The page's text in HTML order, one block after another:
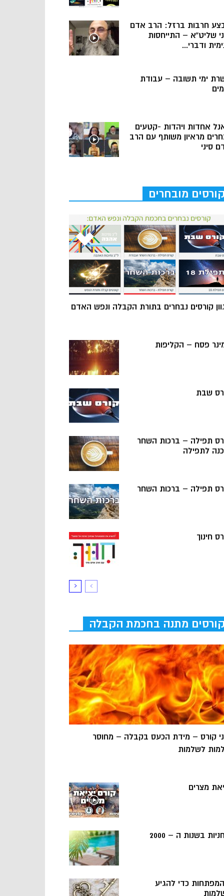
חרבות ברזל: הרב אדם
שליט”א – התייחסות
ודברי...
ימי תשובה – עבודת
אחדות ויהדות -קטעים
מראיון משותף עם הרב
סיני
קורסים מובחרים
קורסים נבחרים בתורת הקבלה ונפש האדם
פסח – הקליפות
שבת
תפילה – ברכות השחר
לתפילה
תפילה – ברכות השחר
חינוך
קורסים מתנה בחכמת הקבלה
קורס – מידת הכעס בקבלה – מחוסר
לשלמות
מצרים
בשנות ה – 2000
5 המפתחות כדי להגיע